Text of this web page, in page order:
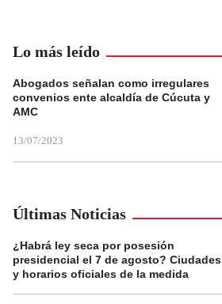
Lo más leído
Abogados señalan como irregulares
convenios ente alcaldía de Cúcuta y
AMC
13/07/2023
Últimas Noticias
¿Habrá ley seca por posesión
presidencial el 7 de agosto? Ciudades
y horarios oficiales de la medida